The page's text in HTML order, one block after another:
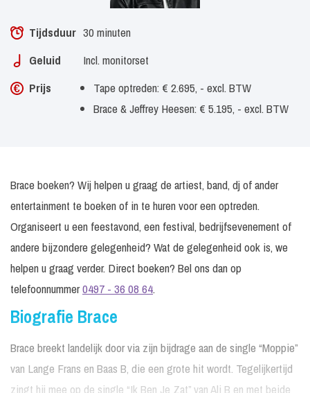
Tijdsduur 30 minuten
Geluid
Incl. monitorset
Prijs
Tape optreden: € 2.695, - excl. BTW
Brace & Jeffrey Heesen: € 5.195, - excl. BTW
Brace boeken? Wij helpen u graag de artiest, band, dj of ander
entertainment te boeken of in te huren voor een optreden.
Organiseert u een feestavond, een festival, bedrijfsevenement of
andere bijzondere gelegenheid? Wat de gelegenheid ook is, we
helpen u graag verder. Direct boeken? Bel ons dan op
telefoonnummer0497 - 36 08 64.
Biografie Brace
Brace breekt landelijk door via zijn bijdrage aan de single “Moppie”
van Lange Frans en Baas B, die een grote hit wordt. Tegelijkertijd
zingt hij mee op de single “Ik Ben Je Zat” van Ali B en met beide